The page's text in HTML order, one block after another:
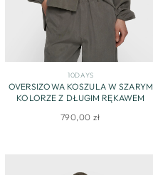
10DAYS
OVERSIZOWA KOSZULA W SZARYM
KOLORZE Z DŁUGIM RĘKAWEM
790,00 zł